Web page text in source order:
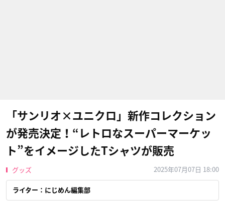
「サンリオ×ユニクロ」新作コレクション
が発売決定！“レトロなスーパーマーケッ
ト”をイメージしたTシャツが販売
グッズ 2025年07月07日 18:00
ライター：にじめん編集部